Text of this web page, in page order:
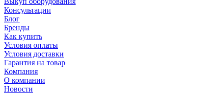
Консультации
Блог
Бренды
Как купить
Условия оплаты
Условия доставки
Гарантия на товар
Компания
О компании
Новости